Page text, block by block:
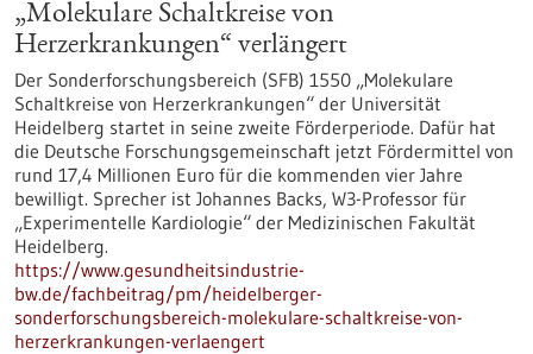
„Molekulare Schaltkreise von
Herzerkrankungen“ verlängert
Der Sonderforschungsbereich (SFB) 1550 „Molekulare
Schaltkreise von Herzerkrankungen“ der Universität
Heidelberg startet in seine zweite Förderperiode. Dafür hat
die Deutsche Forschungsgemeinschaft jetzt Fördermittel von
rund 17,4 Millionen Euro für die kommenden vier Jahre
bewilligt. Sprecher ist Johannes Backs, W3-Professor für
„Experimentelle Kardiologie“ der Medizinischen Fakultät
Heidelberg.
https://www.gesundheitsindustrie-
bw.de/fachbeitrag/pm/heidelberger-
sonderforschungsbereich-molekulare-schaltkreise-von-
herzerkrankungen-verlaengert